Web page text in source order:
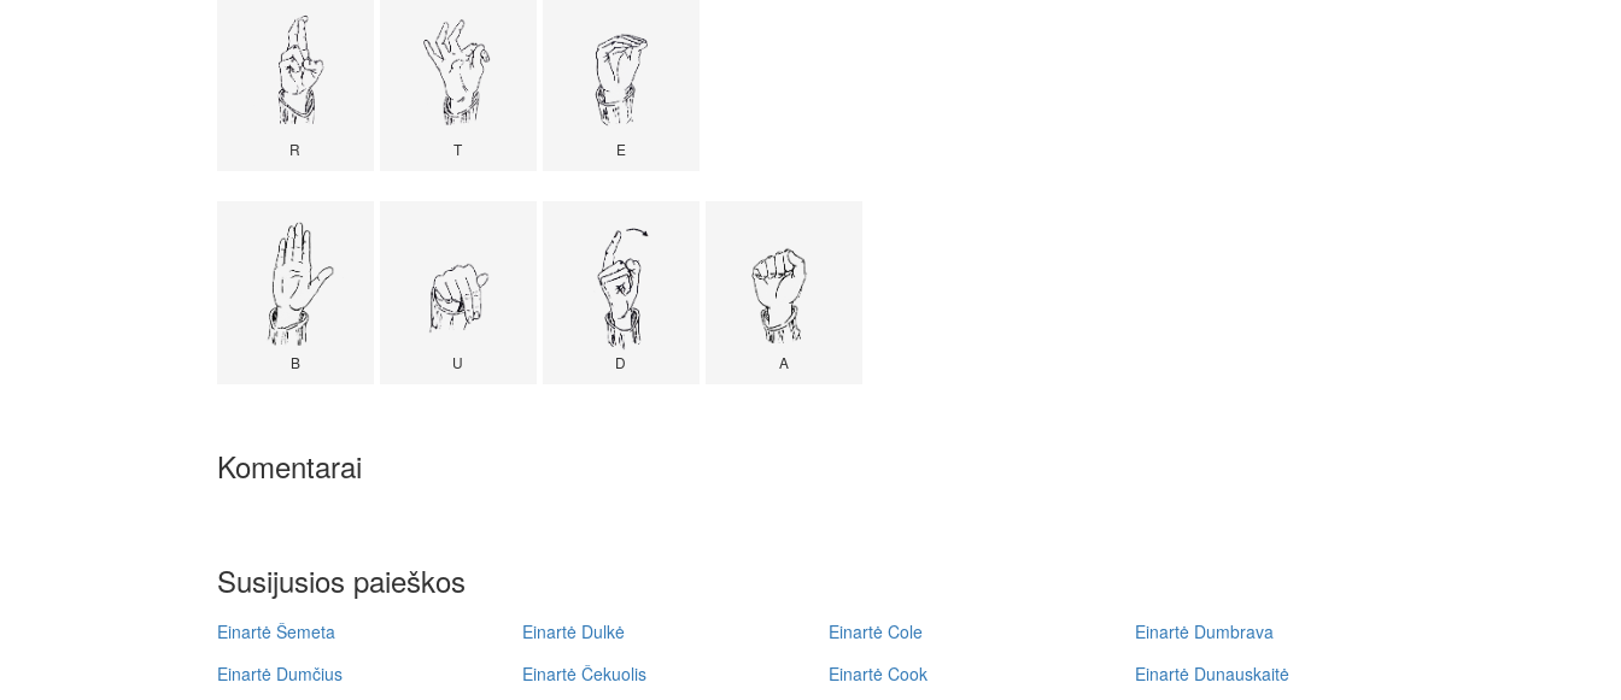
R T E
B U D A
Komentarai
Susijusios paieškos
Einartė Šemeta Einartė Dulkė Einartė Cole
Einartė Dumbrava
Einartė Dumčius
Einartė Čekuolis Einartė Cook
Einartė Dunauskaitė